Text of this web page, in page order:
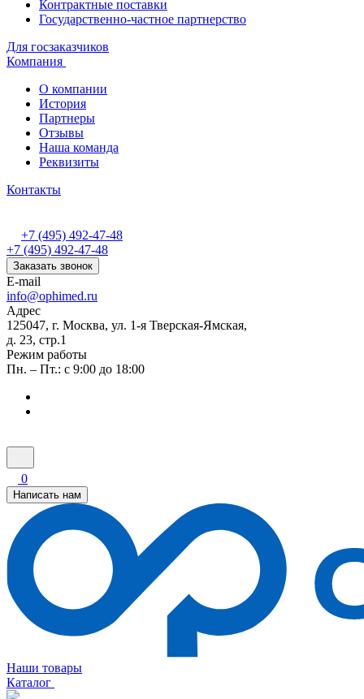
Контрактные поставки
Государственно-частное партнерство
Для госзаказчиков
Компания
О компании
История
Партнеры
Отзывы
Наша команда
Реквизиты
Контакты
+7 (495) 492-47-48
+7 (495) 492-47-48
Заказать звонок
E-mail
info@ophimed.ru
Адрес
125047, г. Москва, ул. 1-я Тверская-Ямская,
д. 23, стр.1
Режим работы
Пн. – Пт.: с 9:00 до 18:00
0
Написать нам
Наши товары
Каталог